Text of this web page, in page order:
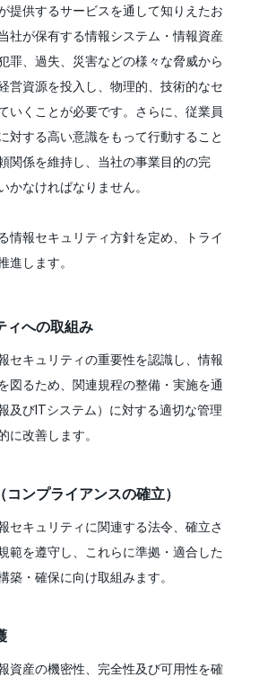
提供するサービスを通して知りえたお
社が保有する情報システム・情報資産
罪、過失、災害などの様々な脅威から
営資源を投入し、物理的、技術的なセ
いくことが必要です。さらに、従業員
対する高い意識をもって行動すること
関係を維持し、当社の事業目的の完
かなければなりません。
情報セキュリティ方針を定め、トライ
進します。
ィへの取組み
セキュリティの重要性を認識し、情報
図るため、関連規程の整備・実施を通
及びITシステム）に対する適切な管理
に改善します。
ンプライアンスの確立）
セキュリティに関連する法令、確立さ
範を遵守し、これらに準拠・適合した
築・確保に向け取組みます。
資産の機密性、完全性及び可用性を確